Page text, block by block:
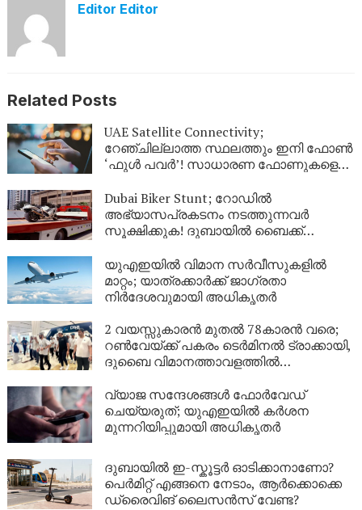
Editor Editor
Related Posts
UAE Satellite Connectivity;
റേഞ്ചില്ലാത്ത സ്ഥലത്തും ഇനി ഫോൺ
‘ഫുൾ പവർ’! സാധാരണ ഫോണുകളെ
യുഎഇയുടെ വിപ്ലവം
Dubai Biker Stunt; റോഡിൽ
അഭ്യാസപ്രകടനം നടത്തുന്നവർ
സൂക്ഷിക്കുക! ദുബായിൽ ബൈക്ക്
പോലീസ്
യുഎഇയിൽ വിമാന സർവീസുകളിൽ
മാറ്റം; യാത്രക്കാർക്ക് ജാഗ്രതാ
നിർദേശവുമായി അധികൃതർ
2 വയസ്സുകാരൻ മുതൽ 78കാരൻ വരെ;
റൺവേയ്ക്ക് പകരം ടെർമിനൽ ട്രാക്കായി,
ദുബൈ വിമാനത്താവളത്തിൽ
വ്യാജ സന്ദേശങ്ങൾ ഫോർവേഡ്
ചെയ്യരുത്; യുഎഇയിൽ കർശന
മുന്നറിയിപ്പുമായി അധികൃതർ
ദുബായിൽ ഇ-സ്കൂട്ടർ ഓടിക്കാനാണോ?
പെർമിറ്റ് എങ്ങനെ നേടാം, ആർക്കൊക്കെ
ഡ്രൈവിങ് ലൈസൻസ് വേണ്ട?